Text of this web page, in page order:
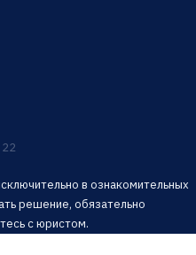
22
в ознакомительных
решение, обязательно
с юристом.